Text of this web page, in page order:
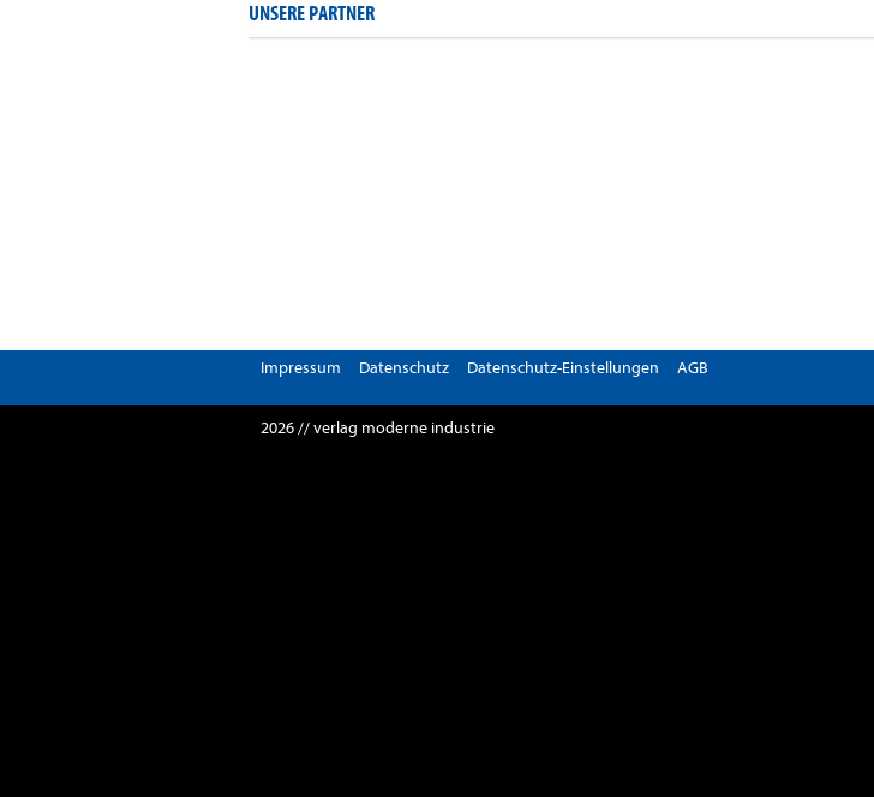
UNSERE PARTNER
Impressum Datenschutz Datenschutz-Einstellungen AGB
2026 // verlag moderne industrie